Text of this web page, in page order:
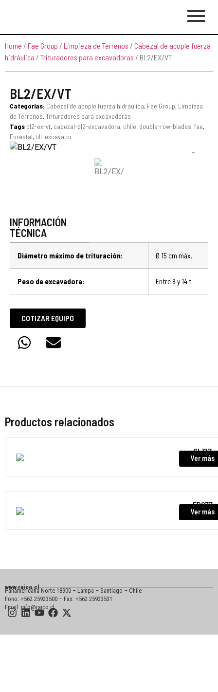
Home / Fae Group / Limpieza de Terrenos / Cabezal de acople fuerza
hidráulica / Trituradores para excavadoras / BL2/EX/VT
BL2/EX/VT
Categorías: Cabezal de acople fuerza hidráulica, Fae Group, Limpieza
de Terrenos, Trituradores para excavadoras
Tags bl2-ex-vt, cabezal-bl2-excavadora, chile, double-row-blades, fae,
Forestal, tilt-excavator
INFORMACIÓN
TÉCNICA
Diámetro máximo de trituración: Ø 15 cm máx.
Peso de excavadora: Entre 8 y 14 t
COTIZAR EQUIPO
Productos relacionados
SL317
Ver más
FB277
Ver más
www.raico.cl
Panamericana Norte 18900 – Lampa – Santiago – Chile
Fono: +562 25923500 – Fax: +562 25923531
Email: info@raico.cl